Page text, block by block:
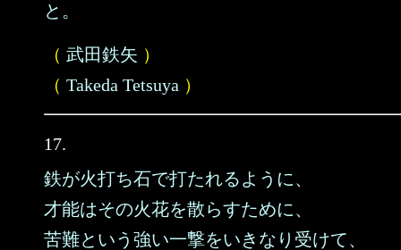
と。
（ 武田鉄矢 ）
（ Takeda Tetsuya ）
17.
鉄が火打ち石で打たれるように、
才能はその火花を散らすために、
苦難という強い一撃をいきなり受けて、